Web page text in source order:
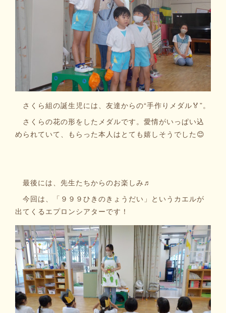
さくら組の誕生児には、友達からの“手作りメダル🏅”。
さくらの花の形をしたメダルです。愛情がいっぱい込
められていて、もらった本人はとても嬉しそうでした😊
最後には、先生たちからのお楽しみ♬
今回は、「９９９ひきのきょうだい」というカエルが
出てくるエプロンシアターです！